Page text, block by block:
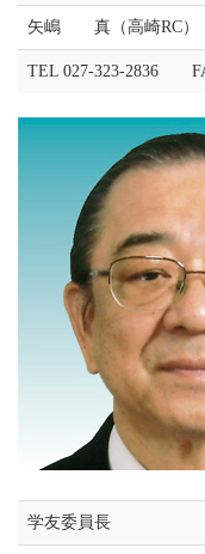
矢嶋 真（高崎RC）
TEL 027-323-2836
学友委員長